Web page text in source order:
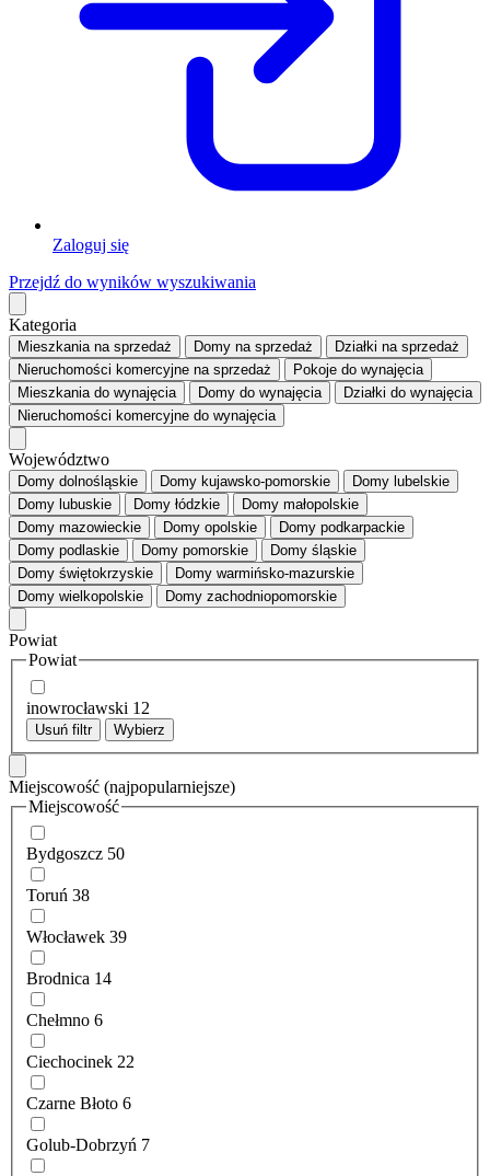
Zaloguj się
Przejdź do wyników wyszukiwania
Kategoria
Mieszkaniana sprzedaż Domy na sprzedaż Działki na sprzedaż
Nieruchomości komercyjne na sprzedaż Pokoje do wynajęcia
Mieszkaniado wynajęcia Domy do wynajęcia Działki do wynajęcia
Nieruchomości komercyjne do wynajęcia
Województwo
Domy dolnośląskie Domy kujawsko-pomorskie
Domy lubelskie
Domy lubuskie
Domy łódzkie
Domy małopolskie
Domy mazowieckie
Domy opolskie
Domy podkarpackie
Domy podlaskie
Domy pomorskie
Domy śląskie
Domy świętokrzyskie
Domy warmińsko-mazurskie
Domy wielkopolskie
Domy zachodniopomorskie
Powiat
Powiat
inowrocławski 12
Usuń filtr Wybierz
Miejscowość (najpopularniejsze)
Miejscowość
Bydgoszcz 50
Toruń 38
Włocławek 39
Brodnica 14
Chełmno 6
Ciechocinek 22
Czarne Błoto 6
Golub-Dobrzyń 7